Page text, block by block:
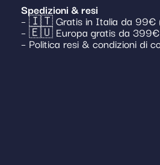
Spedizioni & resi
– 🇮🇹 Gratis in Italia da 99€
– 🇪🇺 Europa gratis da 399€
– Politica resi & condizioni di